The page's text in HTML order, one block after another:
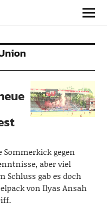
Sommerkick gegen
aber viel
Schluss gab es doch
von Ilyas Ansah